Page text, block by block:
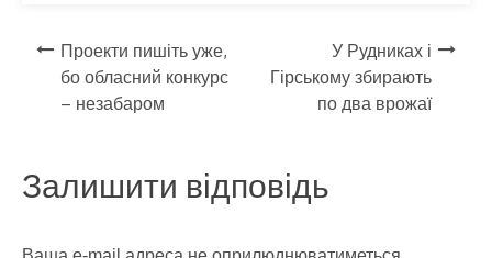
o
k
m
Навігація
записів
Проекти пишіть уже,
бо обласний конкурс
– незабаром
У Рудниках і
Гірському збирають
по два врожаї
Залишити відповідь